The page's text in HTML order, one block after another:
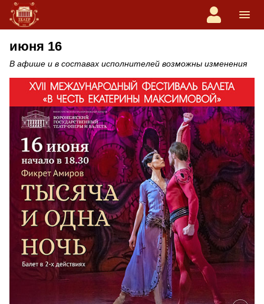
июня 16
В афише и в составах исполнителей возможны изменения